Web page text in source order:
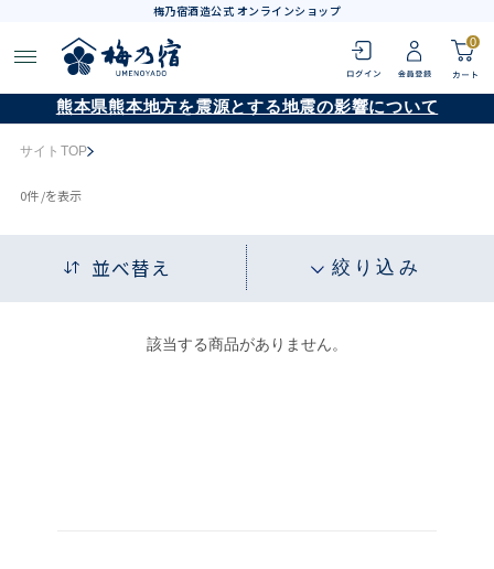
梅乃宿酒造公式 オンラインショップ
0
熊本県熊本地方を震源とする地震の影響について
サイトTOP
0件 /を表示
並べ替え 絞り込み
該当する商品がありません。